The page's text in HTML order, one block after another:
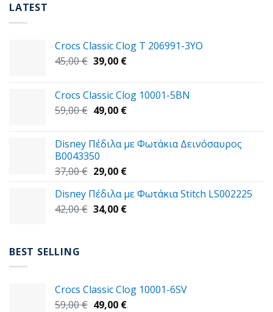
LATEST
Crocs Classic Clog T 206991-3YΟ
45,00€ Original
45,00 €.
39,00 €Η
είναι:
39,00 €.
Crocs Classic Clog 10001-5BN
59,00€ Original
59,00 €.
49,00 €Η
είναι:
Disney Πέδιλα με Φωτάκια Δεινόσαυρος
B0043350
37,00€ Original
was:
37,00 €.
29,00 €Η
τιμή
είναι:
Disney Πέδιλα με Φωτάκια Stitch LS002225
42,00€ Original
34,00 €Η
BEST SELLING
Crocs Classic Clog 10001-6SV
59,00€ Original
49,00 €Η